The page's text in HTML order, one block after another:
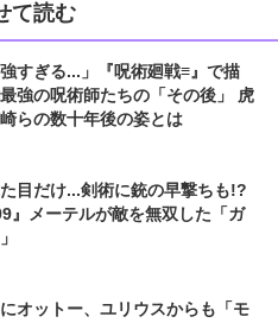
て読む
強すぎる...」『呪術廻戦≡』で描
強の呪術師たちの「その後」 虎
らの数十年後の姿とは
目だけ...剣術に銃の早撃ちも!?
』メーテルが敵を無双した「ガ
オットー、ユリウスからも「モ